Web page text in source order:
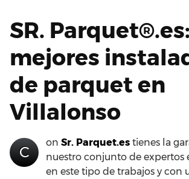
SR.
mejores
de parquet en
Villalonso
C
on Sr. Parquet.es tienes la
nuestro conjunto de expertos
en este tipo de trabajos y con